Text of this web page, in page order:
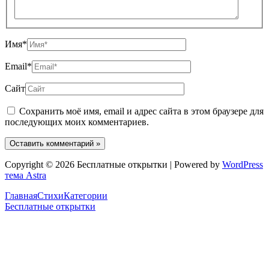
Имя*
Email*
Сайт
Сохранить моё имя, email и адрес сайта в этом браузере для
последующих моих комментариев.
Copyright © 2026 Бесплатные открытки | Powered by WordPress
тема Astra
ГлавнаяСтихиКатегории
Бесплатные открытки